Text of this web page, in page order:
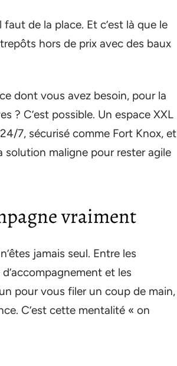
de la place. Et c’est là que le
hors de prix avec des baux
dont vous avez besoin, pour la
? C’est possible. Un espace XXL
7, sécurisé comme Fort Knox, et
solution maligne pour rester agile
vraiment
jamais seul. Entre les
et les
pour vous filer un coup de main,
C’est cette mentalité « on